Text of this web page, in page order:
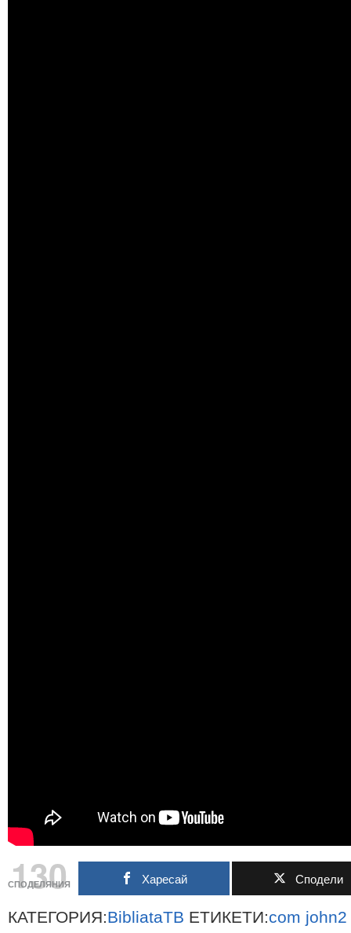
130
СПОДЕЛЯНИЯ Харесай Сподели
КАТЕГОРИЯ:BibliataTB ЕТИКЕТИ:com john2